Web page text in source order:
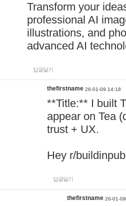
Transform your
professional AI
illustrations, and
advanced AI
답글달기
thefirstname 26-01-09 14:18
**Title:** I built
appear on Tea
trust + UX.
Hey r/
답글달기
thefirstname 26-01-